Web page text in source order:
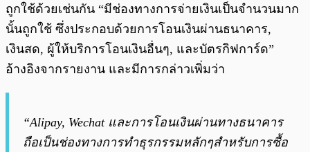
ถูกใช้ด้วยเช่นกัน “มีช่องทางการจ่ายเงินเป็นจำนวนมาก
นั้นถูกใช้ ซึ่งประกอบด้วยการโอนเงินผ่านธนาคาร,
เงินสด, ผู้ให้บริการโอนเงินอื่นๆ, และบัตรกิฟการ์ด”
อ้างอิงจากรายงาน และมีการกล่าวเพิ่มว่า
“Alipay, Wechat และการโอนเงินผ่านทางธนาคาร
ถือเป็นช่องทางการทำธุรกรรมหลักๆสำหรับการซื้อ